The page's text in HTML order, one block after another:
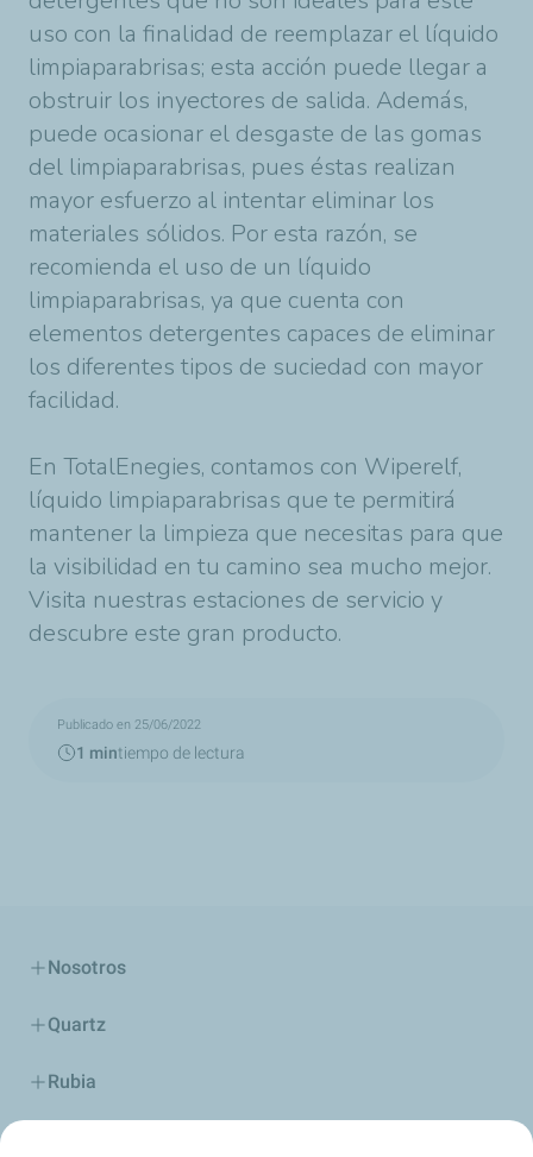
uso con la finalidad de reemplazar el líquido
limpiaparabrisas; esta acción puede llegar a
obstruir los inyectores de salida. Además,
puede ocasionar el desgaste de las gomas
del limpiaparabrisas, pues éstas realizan
mayor esfuerzo al intentar eliminar los
materiales sólidos. Por esta razón, se
recomienda el uso de un líquido
limpiaparabrisas, ya que cuenta con
elementos detergentes capaces de eliminar
los diferentes tipos de suciedad con mayor
facilidad.
En TotalEnegies, contamos con Wiperelf,
líquido limpiaparabrisas que te permitirá
mantener la limpieza que necesitas para que
la visibilidad en tu camino sea mucho mejor.
Visita nuestras estaciones de servicio y
descubre este gran producto.
Publicado en 25/06/2022
1 mintiempo de lectura
Nosotros
Quartz
Rubia